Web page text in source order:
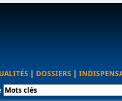
| DOSSIERS |